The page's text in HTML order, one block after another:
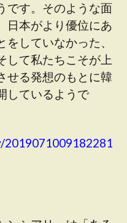
です。そのような面
日本がより優位にあ
していなかった、
して私たちこそが上
せる発想のもとに韓
しているようで
2019071009182281